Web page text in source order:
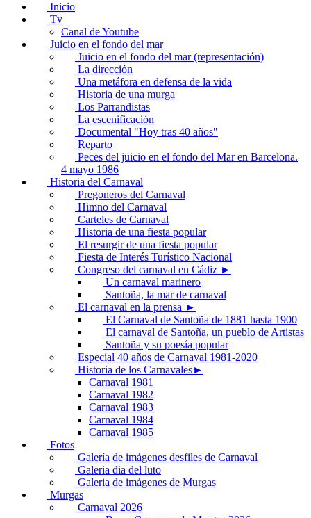
Inicio
Tv
Canal de Youtube
Juicio en el fondo del mar
Juicio en el fondo del mar (representación)
La dirección
Una metáfora en defensa de la vida
Historia de una murga
Los Parrandistas
La escenificación
Documental "Hoy tras 40 años"
Reparto
Peces del juicio en el fondo del Mar en Barcelona.
4 mayo 1986
Historia del Carnaval
Pregoneros del Carnaval
Himno del Carnaval
Carteles de Carnaval
Historia de una fiesta popular
El resurgir de una fiesta popular
Fiesta de Interés Turístico Nacional
Congreso del carnaval en Cádiz ►
Un carnaval marinero
Santoña, la mar de carnaval
El carnaval en la prensa ►
El Carnaval de Santoña de 1881 hasta 1900
El carnaval de Santoña, un pueblo de Artistas
Santoña y su poesía popular
Especial 40 años de Carnaval 1981-2020
Historia de los Carnavales►
Carnaval 1981
Carnaval 1982
Carnaval 1983
Carnaval 1984
Carnaval 1985
Fotos
Galería de imágenes desfiles de Carnaval
Galeria dia del luto
Galeria de imágenes de Murgas
Murgas
Carnaval 2026